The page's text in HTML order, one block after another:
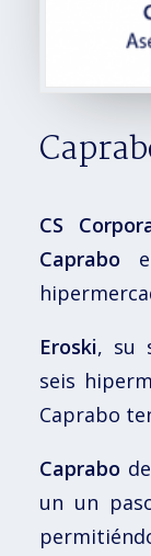
CS
Caprabo
Eroski, su
seis
Caprabo
Caprabo
un un